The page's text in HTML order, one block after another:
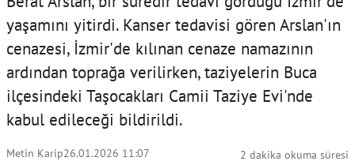
yaşamını yitirdi. Kanser tedavisi gören Arslan'ın
cenazesi, İzmir'de kılınan cenaze namazının
ardından toprağa verilirken, taziyelerin Buca
ilçesindeki Taşocakları Camii Taziye Evi'nde
kabul edileceği bildirildi.
Metin Karip26.01.2026 11:07 2 dakika okuma süresi